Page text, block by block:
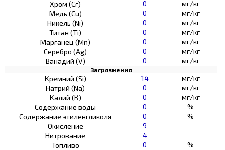
Хром (Сг)
0
мг/кг
Медь (Cu)
0
мг/кг
Никель (Ni)
0
мг/кг
Титан (Ti)
0
мг/кг
Марганец (Mn)
0
мг/кг
Серебро (Ag)
0
мг/кг
Ванадий (V)
0 мг/кг
Загрязнения
Кремний (Si) 14
мг/кг
Натрий (Na)
0
мг/кг
Калий (К)
0
мг/кг
Содержание воды
0
%
Содержание этиленгликоля
0
%
Окисление
9
Нитрование
4
Топливо
0 %